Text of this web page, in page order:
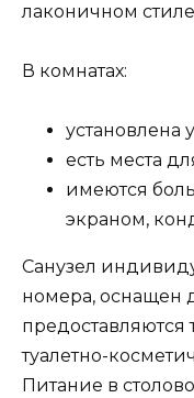
лаконичном
В комнатах:
установлена
есть места
имеются
экраном,
Санузел
номера, оснащен
предоставляются
туалетно-
Питание в